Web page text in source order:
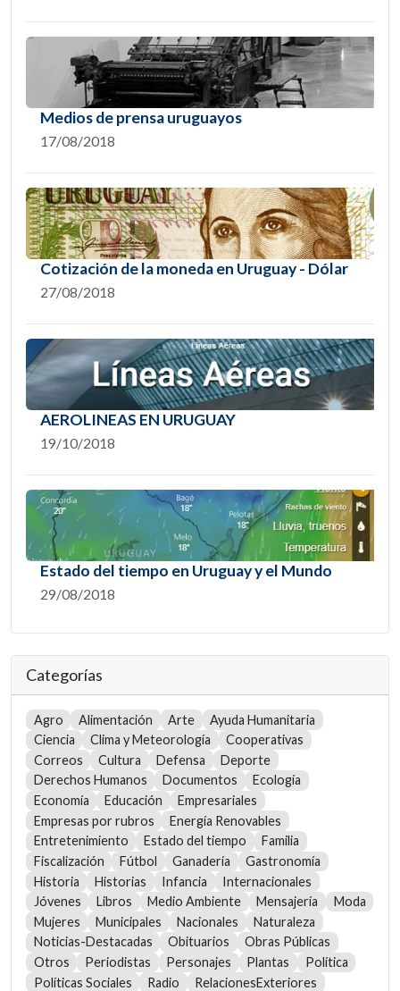
Medios de prensa uruguayos
17/08/2018
Cotización de la moneda en Uruguay - Dólar
27/08/2018
AEROLINEAS EN URUGUAY
19/10/2018
Estado del tiempo en Uruguay y el Mundo
29/08/2018
Categorías
Agro Alimentación Arte
Ayuda Humanitaria
Ciencia
Clima y Meteorología
Cooperativas
Correos
Cultura Defensa
Deporte
Derechos Humanos
Documentos
Ecología
Economía
Educación
Empresariales
Empresas por rubros
Energía Renovables
Entretenimiento
Estado del tiempo
Familia
Fiscalización
Fútbol Ganadería
Gastronomía
Historia
Historias Infancia
Internacionales
Jóvenes
Libros Medio Ambiente Mensajería
Moda
Mujeres
Municipales Nacionales
Naturaleza
Noticias-Destacadas
Obituarios
Obras Públicas
Otros
Periodistas Personajes Plantas
Política
Políticas Sociales
Radio
RelacionesExteriores